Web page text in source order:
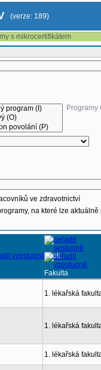
(verze: 189)
s mikrocertifikátem
Programy
ve zdravotnictví
na které lze
Rok
Fakulta
1. lékařská
1. lékařská
1. lékařská